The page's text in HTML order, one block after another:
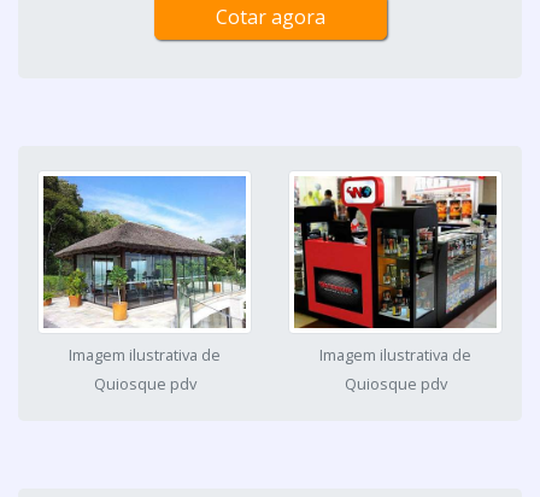
Cotar agora
Imagem ilustrativa de
Quiosque pdv
Imagem ilustrativa de
Quiosque pdv